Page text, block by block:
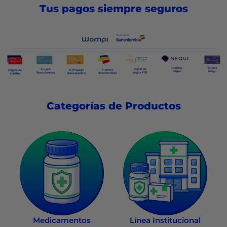
Tus pagos siempre seguros
Categorías de Productos
Medicamentos
Línea Institucional